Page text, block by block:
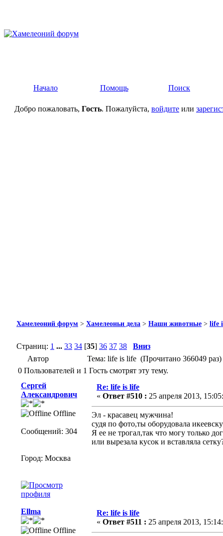
Начало Помощь Поиск
Добро пожаловать, Гость. Пожалуйста, войдите или
Хамелеоний форум > Хамелеоньи дела > Наши животные > life
Страниц: 1 ... 33 34 [35] 36 37 38
Вниз
Автор
Тема: life is life (Прочитано 366049 раз)
0 Пользователей и 1 Гость смотрят эту тему.
Сергей
Александрович
Offline
Сообщений: 304
Город: Москва
Re: life is life
« Ответ #510 : 25 апреля 2013,
Эл - красавец мужчина!
судя по фото,ты оборудовала
Я ее не трогал,так что могу только
или вырезала кусок и вставляла
Ellma
Offline
Re: life is life
« Ответ #511 : 25 апреля 2013,